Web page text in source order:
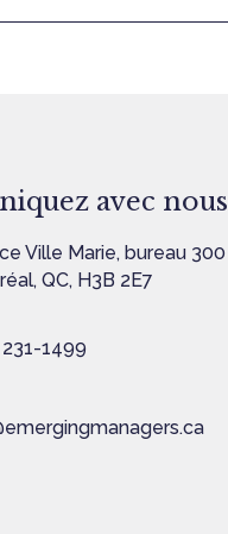
avec nous
Ville Marie, bureau 300
QC, H3B 2E7
1499